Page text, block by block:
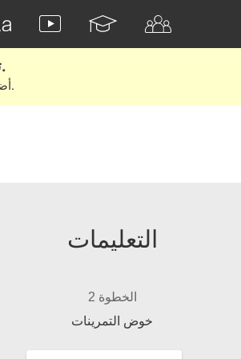
تعلم الإنجليزية الحقيقية من الأفلام والكتب.
أضف كلمات أو عبارات للتعلم والتدريب مع متعلمين آخرين.
التعليمات
الخطوة 2
خوض التمرينات